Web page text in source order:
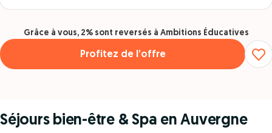
Séjours bien-être & Spa en Auvergne
Profitez de l’offre
Grâce à vous, 2% sont reversés à Ambitions Éducatives